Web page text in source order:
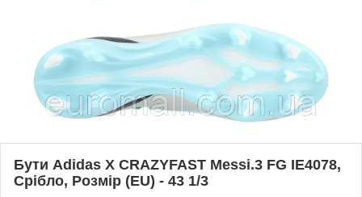
Бути Adidas X CRAZYFAST Messi.3 FG IE4078,
Срібло, Розмір (EU) - 43 1/3